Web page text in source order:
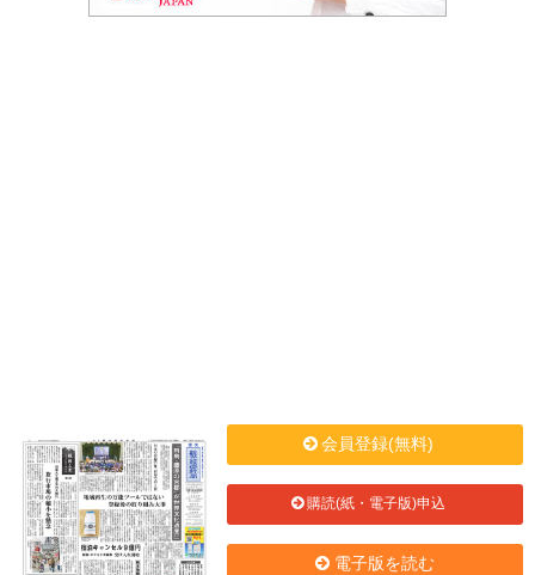
会員登録(無料)
購読(紙・電子版)申込
電子版を読む